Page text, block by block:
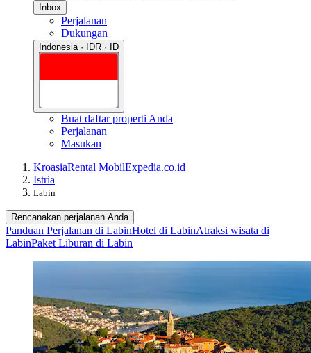
Inbox
Perjalanan
Dukungan
Indonesia · IDR · ID
Buat daftar properti Anda
Perjalanan
Masukan
KroasiaRental MobilExpedia.co.id
Istria
Labin
Rencanakan perjalanan Anda
Panduan Perjalanan di LabinHotel di LabinAtraksi wisata di
LabinPaket Liburan di Labin